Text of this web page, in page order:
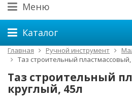
Меню
Каталог
Главная Ручной инструмент
Таз строительный пластмассовый,
Таз строительный
круглый, 45л